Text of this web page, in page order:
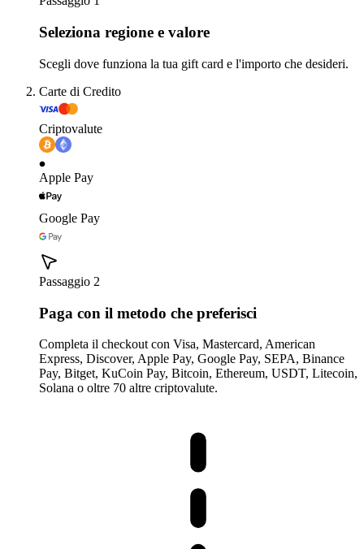
Seleziona regione e valore
Scegli dove funziona la tua gift card e l'importo che desideri.
Carte di Credito
Criptovalute
Apple Pay
Google Pay
Passaggio 2
Paga con il metodo che preferisci
Completa il checkout con Visa, Mastercard, American
Express, Discover, Apple Pay, Google Pay, SEPA, Binance
Pay, Bitget, KuCoin Pay, Bitcoin, Ethereum, USDT, Litecoin,
Solana o oltre 70 altre criptovalute.